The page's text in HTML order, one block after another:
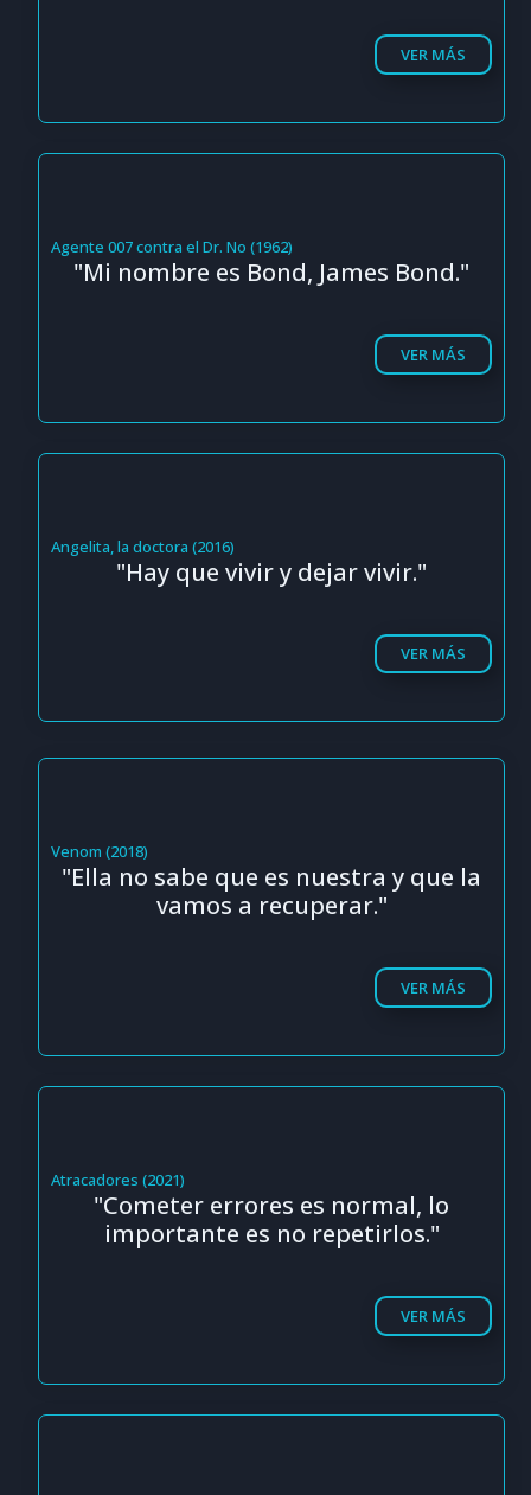
VER MÁS
Agente 007 contra el Dr. No (1962)
"Mi nombre es Bond, James Bond."
VER MÁS
Angelita, la doctora (2016)
"Hay que vivir y dejar vivir."
VER MÁS
Venom (2018)
"Ella no sabe que es nuestra y que la
vamos a recuperar."
VER MÁS
Atracadores (2021)
"Cometer errores es normal, lo
importante es no repetirlos."
VER MÁS